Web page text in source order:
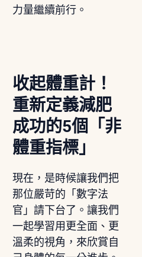
力量繼續前行。
收起體重計！
重新定義減肥
成功的5個「非
體重指標」
現在，是時候讓我們把
那位嚴苛的「數字法
官」請下台了。讓我們
一起學習用更全面、更
溫柔的視角，來欣賞自